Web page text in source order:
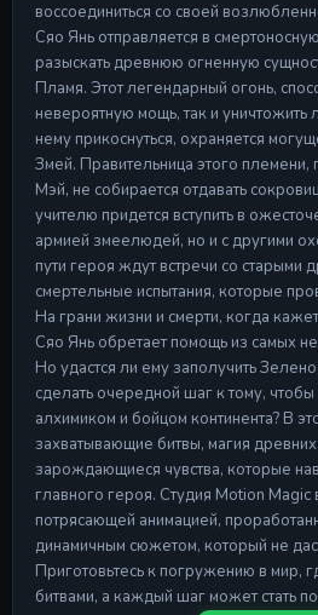
воссоединиться со своей
Сяо Янь отправляется в
разыскать древнюю огненную
Пламя. Этот легендарный огонь,
невероятную мощь, так и уничтожить
нему прикоснуться, охраняется
Змей. Правительница этого
Мэй, не собирается отдавать
учителю придется вступить в
армией змеелюдей, но и с другими
пути героя ждут встречи со старыми
смертельные испытания, которые
На грани жизни и смерти, когда
Сяо Янь обретает помощь из самых
Но удастся ли ему заполучить
сделать очередной шаг к тому, чтобы
алхимиком и бойцом континента? В
захватывающие битвы, магия
зарождающиеся чувства, которые
главного героя. Студия Motion Magic
потрясающей анимацией,
динамичным сюжетом, который не
Приготовьтесь к погружению в мир,
битвами, а каждый шаг может стать